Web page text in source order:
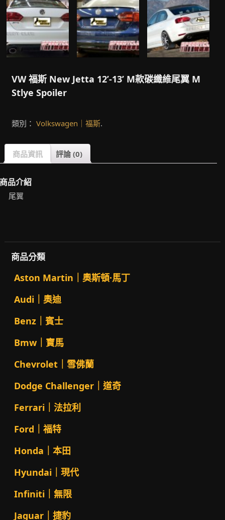
VW 福斯 New Jetta 12’-13’ M款碳纖維尾翼 M
Stlye Spoiler
類別： Volkswagen｜福斯.
商品資訊 評論 (0)
品介紹
尾翼
商品分類
Aston Martin｜奧斯頓·馬丁
Audi｜奧迪
Benz｜賓士
Bmw｜寶馬
Chevrolet｜雪佛蘭
Dodge Challenger｜道奇
Ferrari｜法拉利
Ford｜福特
Honda｜本田
Hyundai｜現代
Infiniti｜無限
Jaguar｜捷豹